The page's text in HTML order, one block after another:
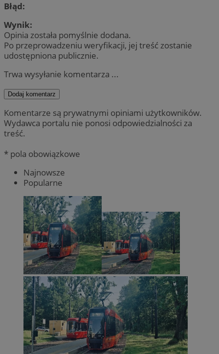
Błąd:
Wynik:
Opinia została pomyślnie dodana.
Po przeprowadzeniu weryfikacji, jej treść zostanie
udostępniona publicznie.
Trwa wysyłanie komentarza ...
Dodaj komentarz
Komentarze są prywatnymi opiniami użytkowników.
Wydawca portalu nie ponosi odpowiedzialności za
treść.
* pola obowiązkowe
Najnowsze
Popularne